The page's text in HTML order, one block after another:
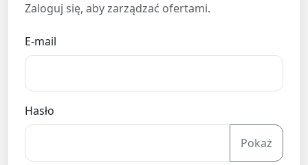
Zaloguj się, aby zarządzać ofertami.
E-mail
Hasło
Pokaż